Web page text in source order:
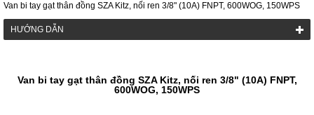
Van bi tay gạt thân đồng SZA Kitz, nối ren 3/8" (10A) FNPT, 600WOG, 150WPS
HƯỚNG DẪN
Van bi tay gạt thân đồng SZA Kitz, nối ren 3/8" (10A) FNPT,
600WOG, 150WPS